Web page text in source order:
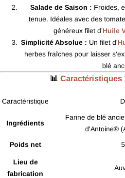
Salade de Saison : Froides,
tenue. Idéales avec des
généreux filet d'Huile
Simplicité Absolue : Un filet d'
herbes fraîches pour laisser
blé
📊 Caractéristiques
Caractéristique
Ingrédients
Farine de blé
d'Antoine®
Poids net
Lieu de
fabrication